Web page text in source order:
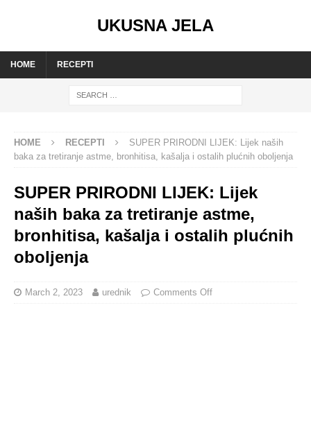
UKUSNA JELA
HOME RECEPTI
HOME RECEPTI
SUPER PRIRODNI LIJEK: Lijek naših
baka za tretiranje astme, bronhitisa, kašalja i ostalih plućnih oboljenja
SUPER PRIRODNI LIJEK: Lijek
naših baka za tretiranje astme,
bronhitisa, kašalja i ostalih plućnih
oboljenja
March 2, 2023 urednik Comments Off